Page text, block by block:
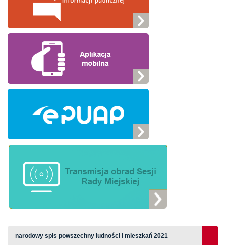
narodowy spis powszechny ludności i mieszkań 2021